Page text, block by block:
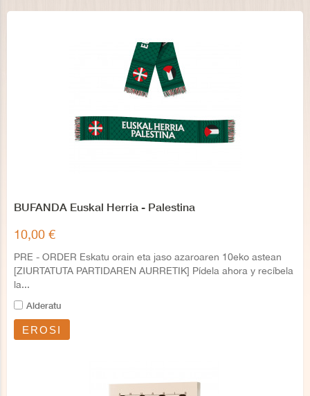
BUFANDA Euskal Herria - Palestina
10,00 €
PRE - ORDER Eskatu orain eta jaso azaroaren 10eko astean
[ZIURTATUTA PARTIDAREN AURRETIK] Pídela ahora y recíbela
la...
Alderatu
EROSI